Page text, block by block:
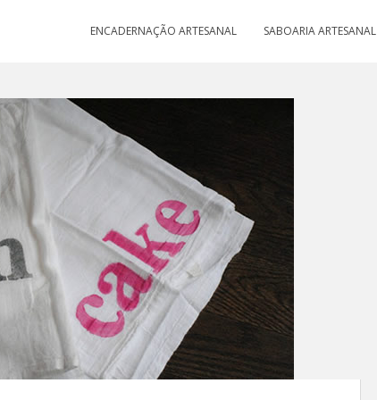
ENCADERNAÇÃO ARTESANAL SABOARIA ARTESANAL